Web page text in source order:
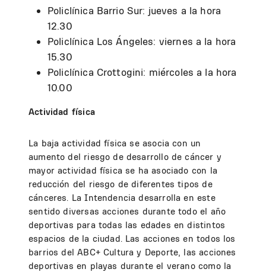
Policlínica Barrio Sur: jueves a la hora
12.30
Policlínica Los Ángeles: viernes a la hora
15.30
Policlínica Crottogini: miércoles a la hora
10.00
Actividad física
La baja actividad física se asocia con un
aumento del riesgo de desarrollo de cáncer y
mayor actividad física se ha asociado con la
reducción del riesgo de diferentes tipos de
cánceres. La Intendencia desarrolla en este
sentido diversas acciones durante todo el año
deportivas para todas las edades en distintos
espacios de la ciudad. Las acciones en todos los
barrios del ABC+ Cultura y Deporte, las acciones
deportivas en playas durante el verano como la